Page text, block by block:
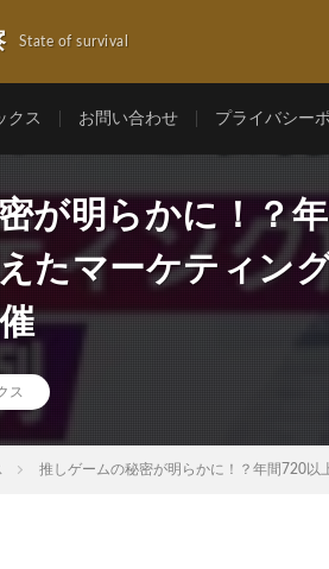
State of survival
クス お問い合わせ プライバシー
が明らかに！？
たマーケティン
ス
推しゲームの秘密が明らかに！？年間720以